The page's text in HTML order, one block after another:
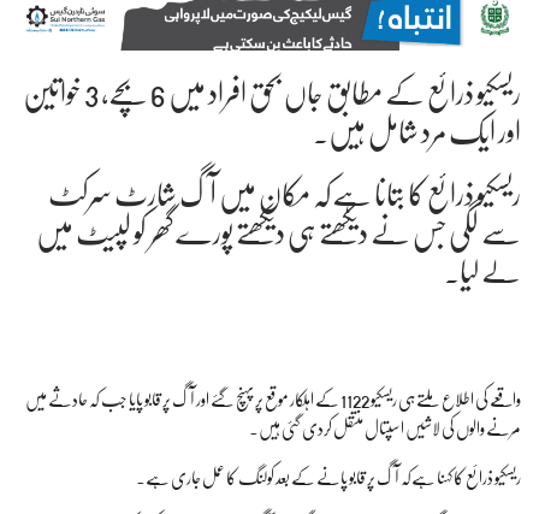
ریسکیو ذرائع کے مطابق جاں بحق افراد میں 6 بچے، 3 خواتین
اور ایک مرد شامل ہیں۔
ریسکیو ذرائع کا بتانا ہےکہ مکان میں آگ شارٹ سرکٹ
سے لگی جس نے دیکھتے ہی دیکھتے پورے گھر کو لپیٹ میں
لے لیا۔
واقعے کی اطلاع ملتے ہی ریسکیو 1122 کے اہلکار موقع پر پہنچ گئے اور آگ پر قابو پایا جب کہ حادثے میں
مرنے والوں کی لاشیں اسپتال منتقل کردی گئی ہیں۔
ریسکیو ذرائع کا کہنا ہےکہ آگ پر قابو پانے کے بعد کولنگ کا عمل جاری ہے۔